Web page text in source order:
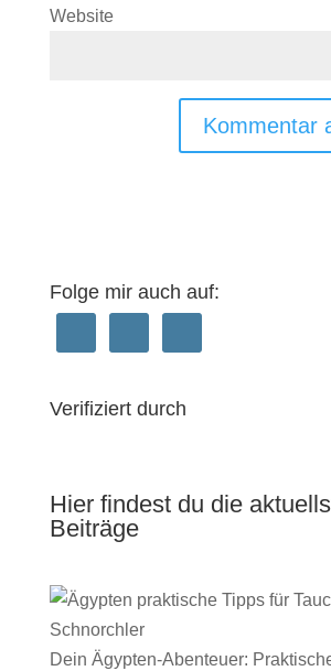
Website
Folge mir auch auf:
Verifiziert durch
Hier findest du die
Beiträge
Dein Ägypten-Abenteuer: